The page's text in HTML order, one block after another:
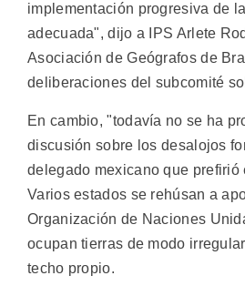
implementación progresiva de
adecuada", dijo a IPS Arlete
Asociación de Geógrafos de
deliberaciones del subcomité
En cambio, "todavía no se ha
discusión sobre los desalojos
delegado mexicano que prefirió
Varios estados se rehúsan a
Organización de Naciones
ocupan tierras de modo
techo propio.